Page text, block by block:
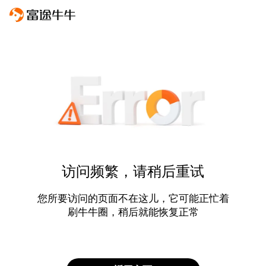
访问频繁，请稍后重试
您所要访问的页面不在这儿，它可能正忙着
刷牛牛圈，稍后就能恢复正常